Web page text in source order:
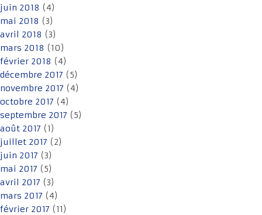
juin 2018 (4)
mai 2018 (3)
avril 2018 (3)
mars 2018 (10)
février 2018 (4)
décembre 2017 (5)
novembre 2017 (4)
octobre 2017 (4)
septembre 2017 (5)
août 2017 (1)
juillet 2017 (2)
juin 2017 (3)
mai 2017 (5)
avril 2017 (3)
mars 2017 (4)
février 2017 (11)